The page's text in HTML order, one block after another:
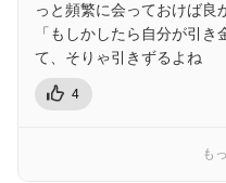
っと頻繁に会っておけば良
「もしかしたら自分が引
て、そりゃ引きずるよね
4
も